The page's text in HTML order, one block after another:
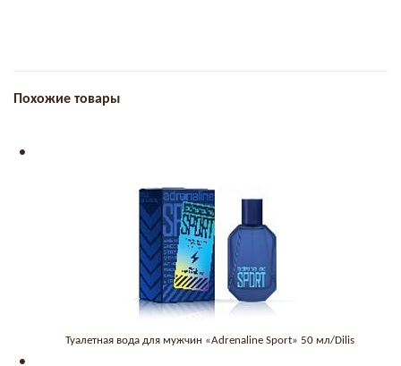
Похожие товары
Туалетная вода для мужчин «Adrenaline Sport» 50 мл/Dilis